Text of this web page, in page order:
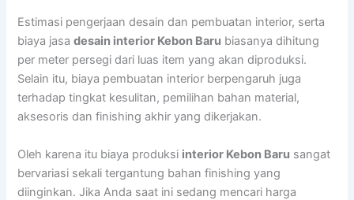
Estimasi pengerjaan desain dan pembuatan interior, serta
biaya jasadesain interior Kebon Baru biasanya dihitung
per meter persegi dari luas item yang akan diproduksi.
Selain itu, biaya pembuatan interior berpengaruh juga
terhadap tingkat kesulitan, pemilihan bahan material,
aksesoris dan finishing akhir yang dikerjakan.
Oleh karena itu biaya produksi interior Kebon Baru sangat
bervariasi sekali tergantung bahan finishing yang
diinginkan. Jika Anda saat ini sedang mencari harga